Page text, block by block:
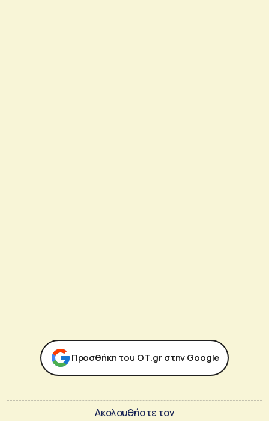
Προσθήκη του ΟΤ.gr στην Google
Ακολουθήστε τον